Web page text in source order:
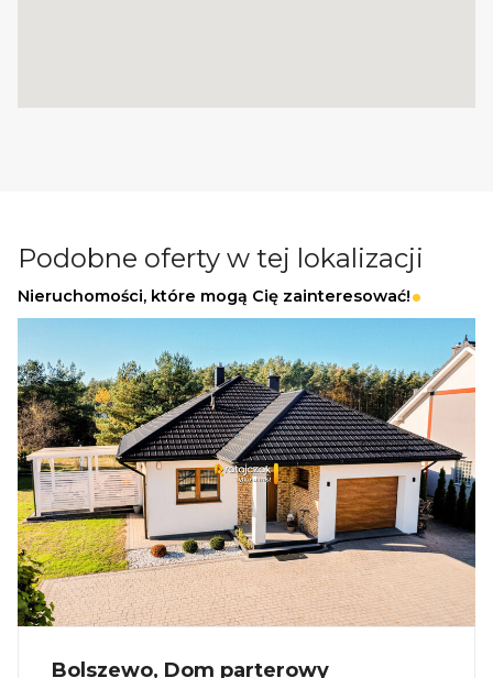
Bliskość plaży - tylko 1500 m od morza
Dochód pasywny przez cały rok
Informacje dodatkowe
Planowany termin realizacji: II kwartał 2026
Dostępne również większe domy - do 75 m²
_
KUP Z NAMI - NAJKORZYSTNIEJ,
NAJSZYBCIEJ I BEZPIECZNIE!
Jeżeli zainteresowało Cię powyższe ogłoszenie
to:
Podobne oferty w tej lokalizacji
Nieruchomości, które mogą Cię zainteresować!
Bolszewo, Dom parterowy